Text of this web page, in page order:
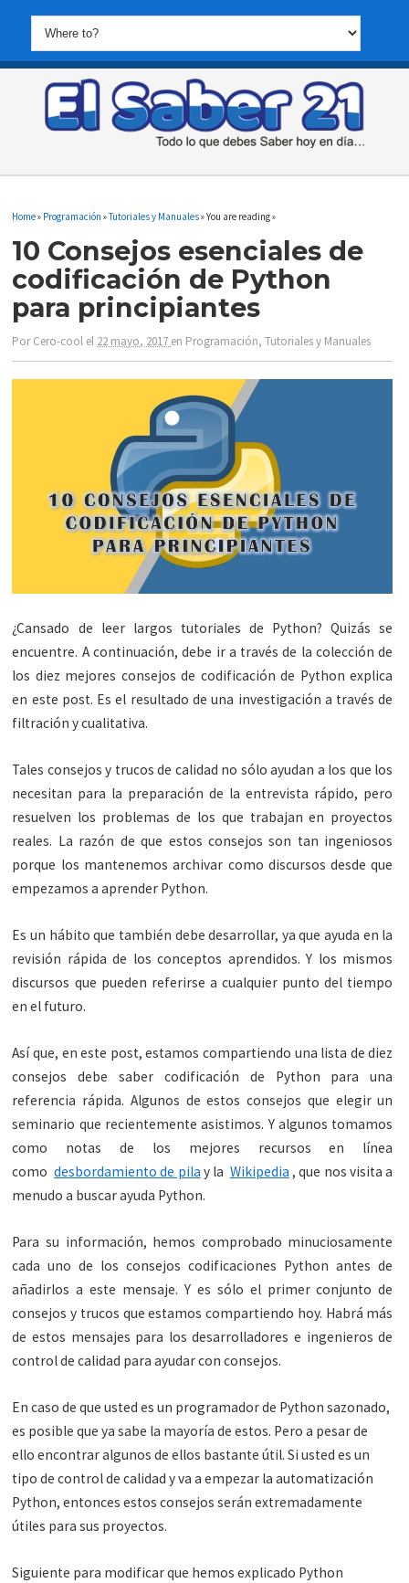
Home» Programación »Tutoriales y Manuales» You are reading »
10 Consejos esenciales de
codificación de Python
para principiantes
PorCero-cool el 22 mayo, 2017 en Programación,Tutoriales y Manuales
¿Cansado de leer largos tutoriales de Python? Quizás se
encuentre. A continuación, debe ir a través de la colección de
los diez mejores consejos de codificación de Python explica
en este post. Es el resultado de una investigación a través de
filtración y cualitativa.
Tales consejos y trucos de calidad no sólo ayudan a los que los
necesitan para la preparación de la entrevista rápido, pero
resuelven los problemas de los que trabajan en proyectos
reales. La razón de que estos consejos son tan ingeniosos
porque los mantenemos archivar como discursos desde que
empezamos a aprender Python.
Es un hábito que también debe desarrollar, ya que ayuda en la
revisión rápida de los conceptos aprendidos. Y los mismos
discursos que pueden referirse a cualquier punto del tiempo
en el futuro.
Así que, en este post, estamos compartiendo una lista de diez
consejos debe saber codificación de Python para una
referencia rápida. Algunos de estos consejos que elegir un
seminario que recientemente asistimos. Y algunos tomamos
como notas de los mejores recursos en línea
comodesbordamiento de pila y la Wikipedia , que nos visita a
menudo a buscar ayuda Python.
Para su información, hemos comprobado minuciosamente
cada uno de los consejos codificaciones Python antes de
añadirlos a este mensaje. Y es sólo el primer conjunto de
consejos y trucos que estamos compartiendo hoy. Habrá más
de estos mensajes para los desarrolladores e ingenieros de
control de calidad para ayudar con consejos.
En caso de que usted es un programador de Python sazonado,
es posible que ya sabe la mayoría de estos. Pero a pesar de
ello encontrar algunos de ellos bastante útil. Si usted es un
tipo de control de calidad y va a empezar la automatización
Python, entonces estos consejos serán extremadamente
útiles para sus proyectos.
Siguiente para modificar que hemos explicado Python